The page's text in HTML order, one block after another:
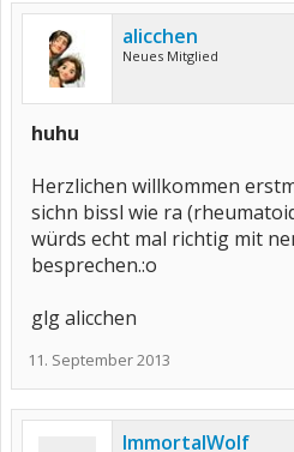
alicchen
Neues Mitglied
huhu
Herzlichen willkommen
sichn bissl wie ra
würds echt mal richtig mit
besprechen.:o
glg alicchen
11. September 2013
ImmortalWolf